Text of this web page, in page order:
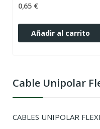
Cable Unipolar
CABLES UNIPOLAR
0,65 €
Añadir al carrito